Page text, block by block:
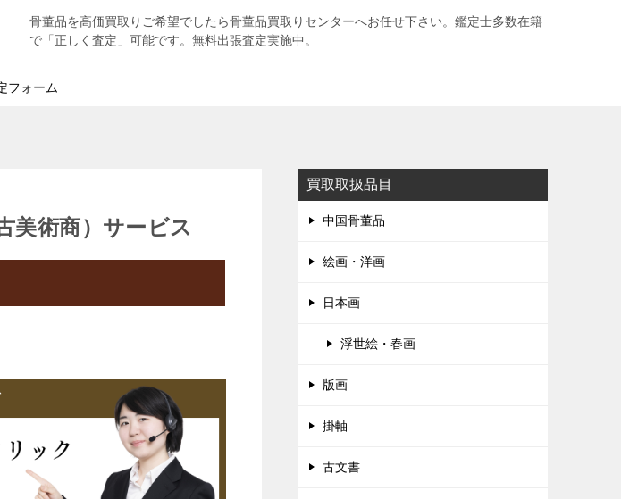
骨董品を高価買取りご希望でしたら骨董品買取りセンターへお任せ下さい。鑑定士多数在籍
で「正しく査定」可能です。無料出張査定実施中。
フォーム
美術商）サービス
買取取扱品目
中国骨董品
絵画・洋画
日本画
浮世絵・春画
版画
掛軸
古文書